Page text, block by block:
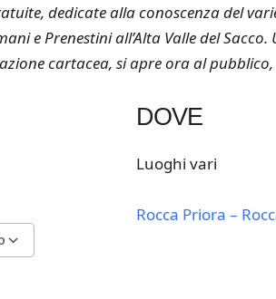
dedicate alla conoscenza del
e Prenestini all’Alta Valle del
cartacea, si apre ora al
DOVE
Luoghi vari
Rocca Priora –